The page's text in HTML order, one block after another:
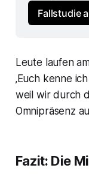
Fallstudie
Leute laufen
‚Euch kenne
weil wir durch
Omnipräsenz
Fazit: Die